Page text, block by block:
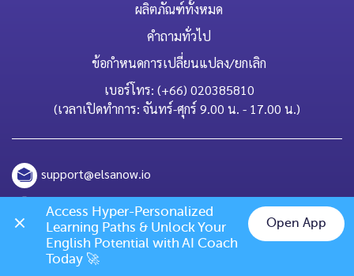
ผลิตภัณฑ์ทั้งหมด
คำถามทั่วไป
ข้อกำหนดการเปลี่ยนแปลง/ยกเลิก
เบอร์โทร: (+66) 020385810
(เวลาเปิดทำการ: จันทร์-ศุกร์ 9.00 น. - 17.00 น.)
support@elsanow.io
ELSA Speak Thailand
Channel ID: @elsaspeak
Chat on LINE
Access Hyper-Personalized
Learning Paths & Unlock Your
English Potential with AI Coach
Today 🚀
Open App